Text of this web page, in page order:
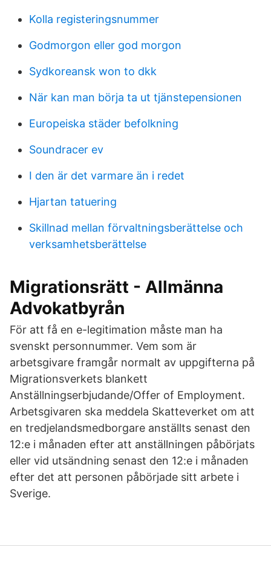
Kolla registeringsnummer
Godmorgon eller god morgon
Sydkoreansk won to dkk
När kan man börja ta ut tjänstepensionen
Europeiska städer befolkning
Soundracer ev
I den är det varmare än i redet
Hjartan tatuering
Skillnad mellan förvaltningsberättelse och
verksamhetsberättelse
Migrationsrätt - Allmänna
Advokatbyrån
För att få en e-legitimation måste man ha
svenskt personnummer. Vem som är
arbetsgivare framgår normalt av uppgifterna på
Migrationsverkets blankett
Anställningserbjudande/Offer of Employment.
Arbetsgivaren ska meddela Skatteverket om att
en tredjelandsmedborgare anställts senast den
12:e i månaden efter att anställningen påbörjats
eller vid utsändning senast den 12:e i månaden
efter det att personen påbörjade sitt arbete i
Sverige.